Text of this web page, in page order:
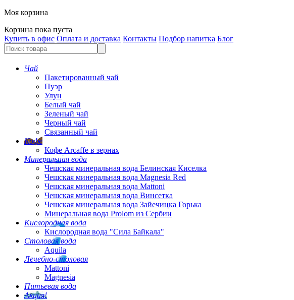
Моя корзина
Корзина пока пуста
Купить в офис Оплата и доставка Контакты Подбор напитка Блог
Чай
Пакетированный чай
Пуэр
Улун
Белый чай
Зеленый чай
Черный чай
Связанный чай
Кофе
Кофе Arcaffe в зернах
Минеральная вода
Чешская минеральная вода Белинская Киселка
Чешская минеральная вода Magnesia Red
Чешская минеральная вода Mattoni
Чешская минеральная вода Винсетка
Чешская минеральная вода Зайечицка Горька
Минеральная вода Prolom из Сербии
Кислородная вода
Кислородная вода "Сила Байкала"
Столовая вода
Aquila
Лечебно-столовая
Mattoni
Magnesia
Питьевая вода
Акция!